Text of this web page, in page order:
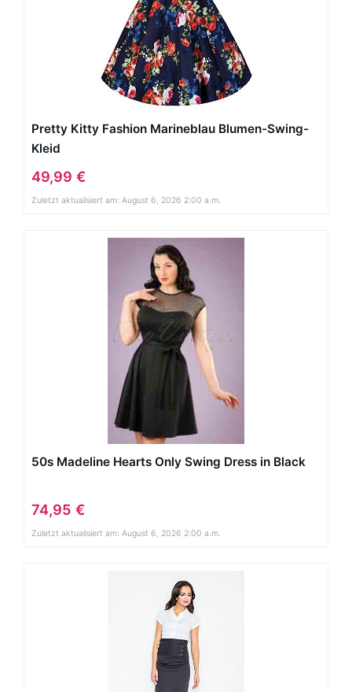
Pretty Kitty Fashion Marineblau Blumen-Swing-
Kleid
49,99 €
Zuletzt aktualisiert am: August 6, 2026 2:00 a.m.
50s Madeline Hearts Only Swing Dress in Black
74,95 €
Zuletzt aktualisiert am: August 6, 2026 2:00 a.m.